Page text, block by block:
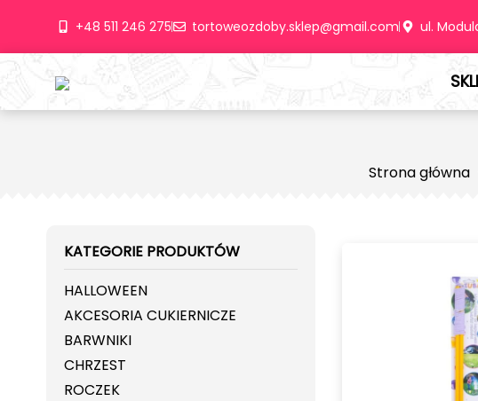
+48 511 246 275 tortoweozdoby.sklep@gmail.com ul.
Strona główna
KATEGORIE PRODUKTÓW
HALLOWEEN
AKCESORIA CUKIERNICZE
BARWNIKI
CHRZEST
ROCZEK